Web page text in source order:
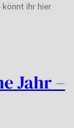
könnt ihr hier
Jahr –